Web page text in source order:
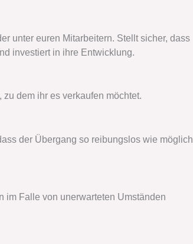
unter euren Mitarbeitern. Stellt sicher, dass
investiert in ihre Entwicklung.
dem ihr es verkaufen möchtet.
der Übergang so reibungslos wie möglich
im Falle von unerwarteten Umständen